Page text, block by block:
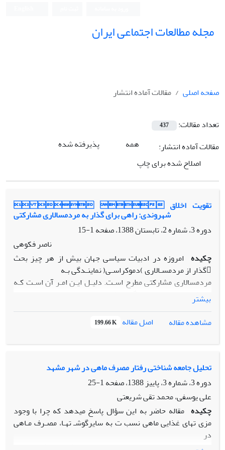
مجله مطالعات اجتماعی ایران
صفحه اصلی مقالات آماده انتشار
تعداد مقالات: 437
مقالات آماده انتشار: همه
پذیرفته شده
اصلاح شده برای چاپ
   تقویت اخلاق
شهروندی: راهی برای گذار به مردمسالاری مشارکتی
دوره 3، شماره 2، تابستان 1388، صفحه
1-15
ناصر فکوهی
چکیده امروزه در ادبیات سیاسی جهان بیش از هر چیز بحث
گذار از مردمسـالاری )دموکراسـی( نماینـدگی بـه
مردمسالاری مشارکتی مطرح اسـت. دلیـل ایـن امـر آن اسـت کـه
بـا رشـد جوامـع انسـانی، گسـترش
شهرنشینی و بالارفتن فرهنگ عمومی و پیچیدهتر شـدن
روزافـزون سـازوکارها و روابـط انسـانی، افکـار
عمومی و اقشار گوناگون اجتماعی کمتر به سیاست و سیاستمداری
به صورت حرفـهای اشـتغال دارنـد و
مشـارکت مسـتقیم خـود را در مـدیریت
زندگی و سامان دادن به وضعیت عمومی و زندگی روزمـره خـویش
افـزایش دهنـد. شـروع ایـن فرآینـد
سالهاست نه فقط در کشورهای توسعهیافته بلکـه در کشـورهای در
حـال توسـعه از خـلال گسـترش و
تعمیق فعالیتهای سازمانهای غیر دولتی در همه زمینهها، به وجـود
آمـدن سـازمانهـای غیـر دولتـی
بیشتر
مشاهده مقاله
اصل مقاله 199.66 K
تحلیل جامعه شناختی رفتار مصرف ماهی در شهر مشهد
دوره 3، شماره 3، پاییز 1388، صفحه
1-25
علی یوسفی، محمد تقی شریعتی
چکیده مقاله حاضر به این سؤال پاسخ میدهد که چرا با وجود
مزی تهای غذایی ماهی نسب ت به سایرگوشـ تهـا، مصـرف مـاهی
در
میان خانوارهای ایرانی پایین اس ت؟ مطالعه رفتار مصرف ماهی بر